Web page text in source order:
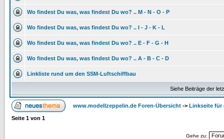
Wo findest Du was, was findest Du wo? .. M - N - O - P
Wo findest Du was, was findest Du wo? .. I - J - K - L
Wo findest Du was, was findest Du wo? .. E - F - G - H
Wo findest Du was, was findest Du wo? .. A - B - C - D
Linkliste rund um den SSM-Luftschiffbau
Siehe Beiträge der
www.modellzeppelin.de Foren-Übersicht -> Linkseite für
Seite 1 von 1
Gehe zu: